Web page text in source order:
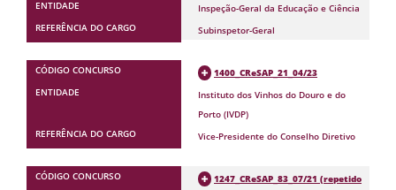
Inspeção-Geral da Educação e Ciência
Subinspetor-Geral
1400_CReSAP_21_04/23
Instituto dos Vinhos do Douro e do
Porto (IVDP)
Vice-Presidente do Conselho Diretivo
1247_CReSAP_83_07/21 (repetido